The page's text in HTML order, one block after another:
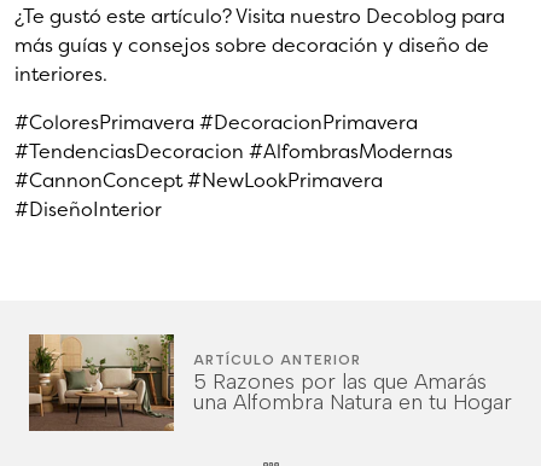
¿Te gustó este artículo? Visita nuestro Decoblog para
más guías y consejos sobre decoración y diseño de
interiores.
#ColoresPrimavera #DecoracionPrimavera
#TendenciasDecoracion #AlfombrasModernas
#CannonConcept #NewLookPrimavera
#DiseñoInterior
ARTÍCULO ANTERIOR
5 Razones por las que Amarás
una Alfombra Natura en tu Hogar